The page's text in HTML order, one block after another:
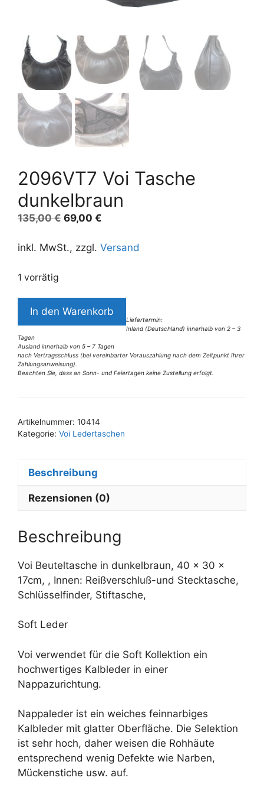
2096VT7 Voi Tasche
dunkelbraun
135,00€ Ursprünglicher
war:
69,00 €
ist:
inkl. MwSt., zzgl. Versand
1 vorrätig
2096VT7
Tasche
dunkelbraun
Menge
In den Warenkorb
Liefertermin:
Inland (Deutschland) innerhalb von 2 – 3
Tagen
Ausland innerhalb von 5 – 7 Tagen
nach Vertragsschluss (bei vereinbarter Vorauszahlung nach dem Zeitpunkt Ihrer
Zahlungsanweisung).
Beachten Sie, dass an Sonn- und Feiertagen keine Zustellung erfolgt.
l
e
t
e
Artikelnummer: 10414
Kategorie: Voi Ledertaschen
Beschreibung
Rezensionen (0)
Beschreibung
Voi Beuteltasche in dunkelbraun, 40 x 30 x
17cm, , Innen: Reißverschluß-und Stecktasche,
Schlüsselfinder, Stiftasche,
Soft Leder
Voi verwendet für die Soft Kollektion ein
hochwertiges Kalbleder in einer
Nappazurichtung.
Nappaleder ist ein weiches feinnarbiges
Kalbleder mit glatter Oberfläche. Die Selektion
ist sehr hoch, daher weisen die Rohhäute
entsprechend wenig Defekte wie Narben,
Mückenstiche usw. auf.